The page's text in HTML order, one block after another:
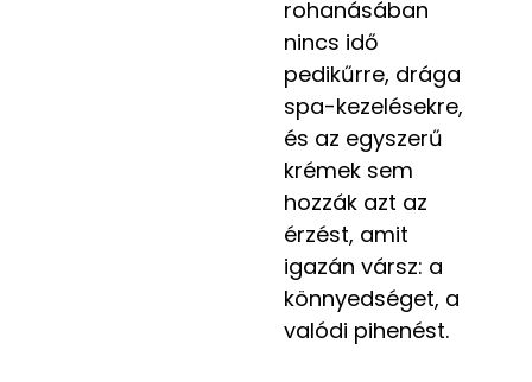
rohanásában
nincs idő
pedikűrre, drága
spa-kezelésekre,
és az egyszerű
krémek sem
hozzák azt az
érzést, amit
igazán vársz: a
könnyedséget, a
valódi pihenést.